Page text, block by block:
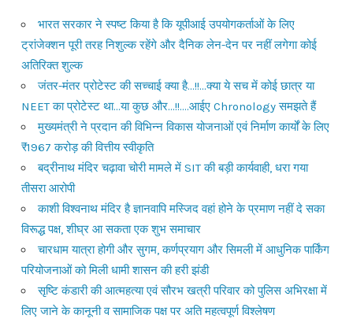
भारत सरकार ने स्पष्ट किया है कि यूपीआई उपयोगकर्ताओं के लिए
ट्रांजेक्शन पूरी तरह निशुल्क रहेंगे और दैनिक लेन-देन पर नहीं लगेगा कोई
अतिरिक्त शुल्क
जंतर-मंतर प्रोटेस्ट की सच्चाई क्या है…!!…क्या ये सच में कोई छात्र या
NEET का प्रोटेस्ट था…या कुछ और…!!….आईए Chronology समझते हैं
मुख्यमंत्री ने प्रदान की विभिन्न विकास योजनाओं एवं निर्माण कार्यों के लिए
₹1967 करोड़ की वित्तीय स्वीकृति
बद्रीनाथ मंदिर चढ़ावा चोरी मामले में SIT की बड़ी कार्यवाही, धरा गया
तीसरा आरोपी
काशी विश्वनाथ मंदिर है ज्ञानवापि मस्जिद वहां होने के प्रमाण नहीं दे सका
विरूद्ध पक्ष, शीघ्र आ सकता एक शुभ समाचार
चारधाम यात्रा होगी और सुगम, कर्णप्रयाग और सिमली में आधुनिक पार्किंग
परियोजनाओं को मिली धामी शासन की हरी झंडी
सृष्टि कंडारी की आत्महत्या एवं सौरभ खत्री परिवार को पुलिस अभिरक्षा में
लिए जाने के कानूनी व सामाजिक पक्ष पर अति महत्वपूर्ण विश्लेषण